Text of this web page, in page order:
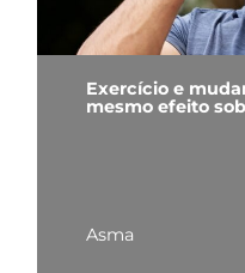
Exercício e
mesmo efeito
Asma